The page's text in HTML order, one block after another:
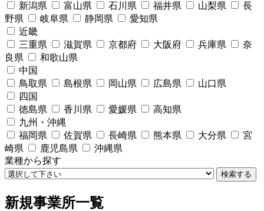
新潟県
富山県 石川県 福井県 山梨県
長
野県
岐阜県 静岡県
愛知県
近畿
三重県
滋賀県 京都府 大阪府 兵庫県
奈
良県
和歌山県
中国
鳥取県
島根県 岡山県 広島県
山口県
四国
徳島県
香川県 愛媛県
高知県
九州・沖縄
福岡県
佐賀県 長崎県 熊本県 大分県
宮
崎県
鹿児島県
沖縄県
業種から探す
検索する
新規事業所一覧